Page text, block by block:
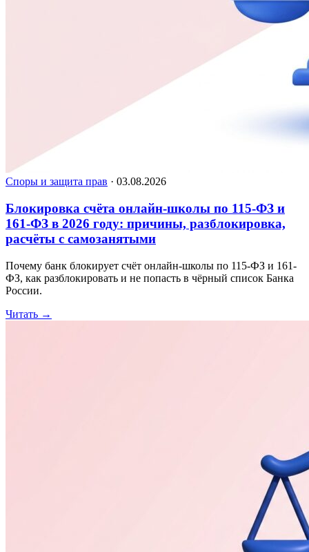
Споры и защита прав · 03.08.2026
Блокировка счёта онлайн-школы по 115-ФЗ и
161-ФЗ в 2026 году: причины, разблокировка,
расчёты с самозанятыми
Почему банк блокирует счёт онлайн-школы по 115-ФЗ и 161-
ФЗ, как разблокировать и не попасть в чёрный список Банка
России.
Читать →